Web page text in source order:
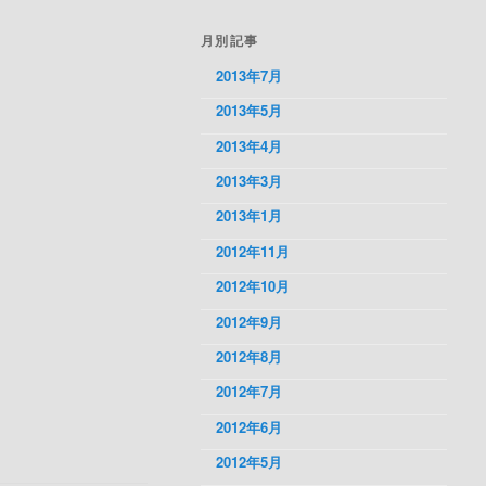
月別記事
2013年7月
2013年5月
2013年4月
2013年3月
2013年1月
2012年11月
2012年10月
2012年9月
2012年8月
2012年7月
2012年6月
2012年5月